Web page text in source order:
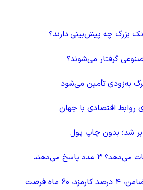
گرفتار می‌شوند؟
به‌زودی تأمین می‌شود
عدد پاسخ می‌دهند